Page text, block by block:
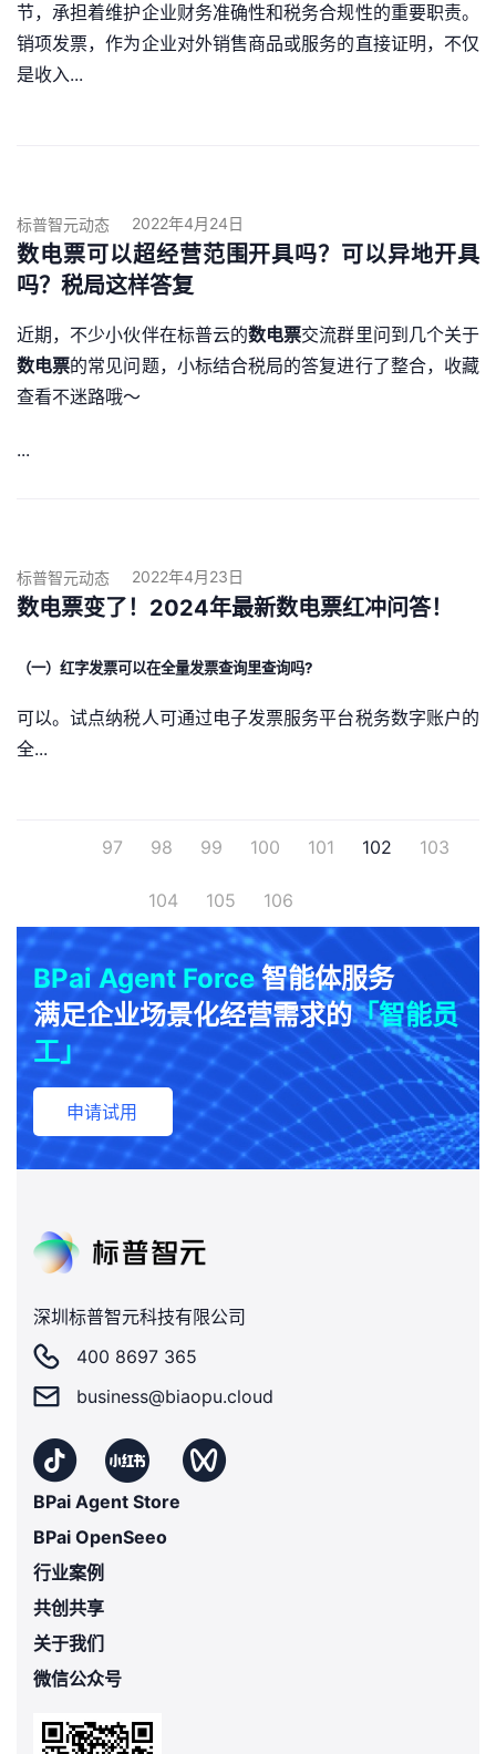
节，承担着维护企业财务准确性和税务合规性的重要职责。
销项发票，作为企业对外销售商品或服务的直接证明，不仅
是收入...
标普智元动态 2022年4月24日
数电票可以超经营范围开具吗？可以异地开具
吗？税局这样答复
近期，不少小伙伴在标普云的数电票交流群里问到几个关于
数电票的常见问题，小标结合税局的答复进行了整合，收藏
查看不迷路哦～
...
标普智元动态 2022年4月23日
数电票变了！2024年最新数电票红冲问答！
（一）红字发票可以在全量发票查询里查询吗?
可以。试点纳税人可通过电子发票服务平台税务数字账户的
全...
97 98 99 100 101 102 103
104 105 106
BPai Agent Force智能体服务
满足企业场景化经营需求的「智能员
工」
申请试用
深圳标普智元科技有限公司
400 8697 365
business@biaopu.cloud
BPai Agent Store
BPai OpenSeeo
行业案例
共创共享
关于我们
微信公众号